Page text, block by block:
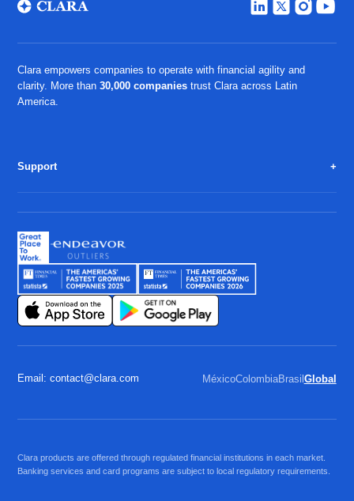
Clara empowers companies to operate with financial agility and
clarity. More than30,000 companiestrust Clara across Latin
America.
Support
Email: contact@clara.com MéxicoColombiaBrasil Global
Clara products are offered through regulated financial institutions in each market.
Banking services and card programs are subject to local regulatory requirements.